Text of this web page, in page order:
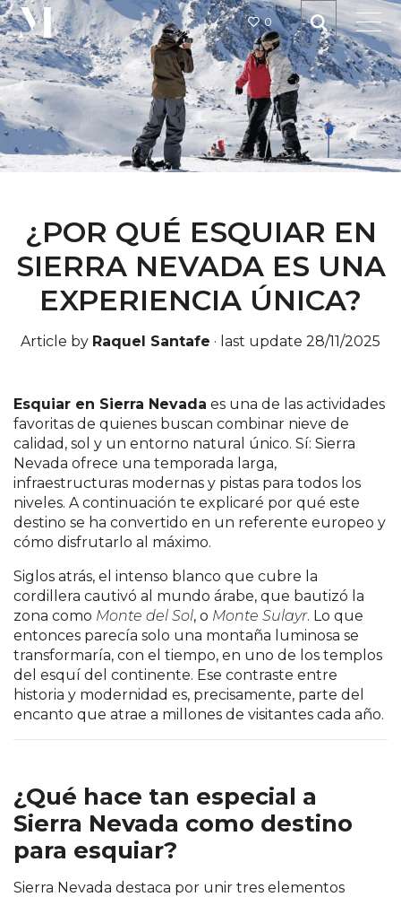
0
¿POR QUÉ ESQUIAR EN
SIERRA NEVADA ES UNA
EXPERIENCIA ÚNICA?
Article by Raquel Santafe · last update 28/11/2025
Esquiar en Sierra Nevada es una de las actividades
favoritas de quienes buscan combinar nieve de
calidad, sol y un entorno natural único. Sí: Sierra
Nevada ofrece una temporada larga,
infraestructuras modernas y pistas para todos los
niveles. A continuación te explicaré por qué este
destino se ha convertido en un referente europeo y
cómo disfrutarlo al máximo.
Siglos atrás, el intenso blanco que cubre la
cordillera cautivó al mundo árabe, que bautizó la
zona como Monte del Sol, o Monte Sulayr. Lo que
entonces parecía solo una montaña luminosa se
transformaría, con el tiempo, en uno de los templos
del esquí del continente. Ese contraste entre
historia y modernidad es, precisamente, parte del
encanto que atrae a millones de visitantes cada año.
¿Qué hace tan especial a
Sierra Nevada como destino
para esquiar?
Sierra Nevada destaca por unir tres elementos